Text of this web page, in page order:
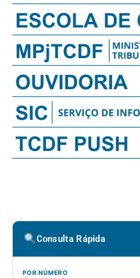
Consulta Rápida
POR NÚMERO